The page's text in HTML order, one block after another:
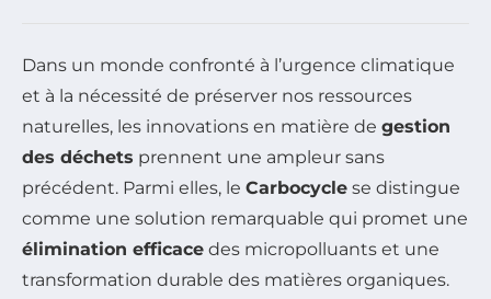
Dans un monde confronté à l’urgence climatique
et à la nécessité de préserver nos ressources
naturelles, les innovations en matière de gestion
des déchets prennent une ampleur sans
précédent. Parmi elles, le Carbocycle se distingue
comme une solution remarquable qui promet une
élimination efficace des micropolluants et une
transformation durable des matières organiques.